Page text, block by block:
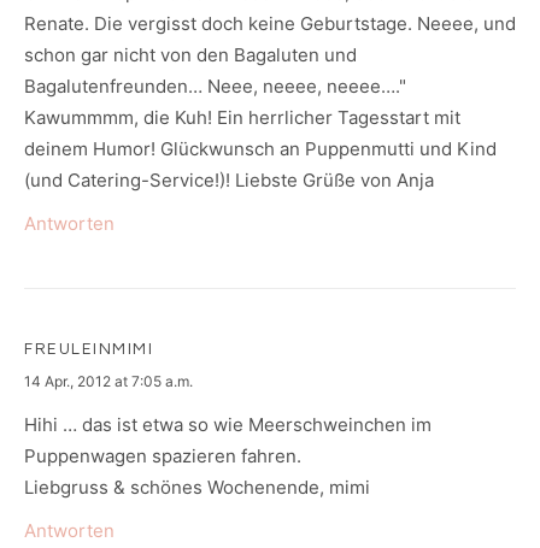
Renate. Die vergisst doch keine Geburtstage. Neeee, und
schon gar nicht von den Bagaluten und
Bagalutenfreunden… Neee, neeee, neeee…."
Kawummmm, die Kuh! Ein herrlicher Tagesstart mit
deinem Humor! Glückwunsch an Puppenmutti und Kind
(und Catering-Service!)! Liebste Grüße von Anja
Antworten
FREULEINMIMI
says:
14 Apr., 2012 at 7:05 a.m.
Hihi … das ist etwa so wie Meerschweinchen im
Puppenwagen spazieren fahren.
Liebgruss & schönes Wochenende, mimi
Antworten